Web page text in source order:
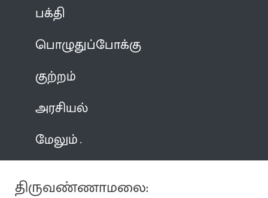
பக்தி
பொழுதுப்போக்கு
குற்றம்
அரசியல்
மேலும்
திருவண்ணாமலை: